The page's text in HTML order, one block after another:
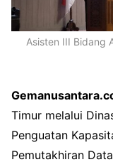
Asisten III Bidang
Timur melalui
Penguatan
Pemutakhiran